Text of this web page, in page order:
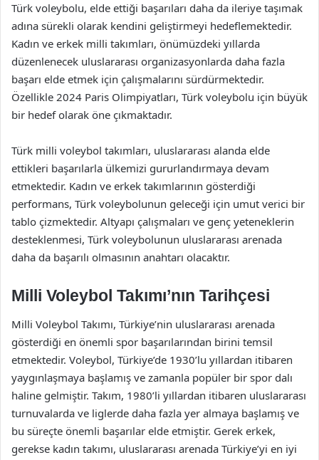
Türk voleybolu, elde ettiği başarıları daha da ileriye taşımak
adına sürekli olarak kendini geliştirmeyi hedeflemektedir.
Kadın ve erkek milli takımları, önümüzdeki yıllarda
düzenlenecek uluslararası organizasyonlarda daha fazla
başarı elde etmek için çalışmalarını sürdürmektedir.
Özellikle 2024 Paris Olimpiyatları, Türk voleybolu için büyük
bir hedef olarak öne çıkmaktadır.
Türk milli voleybol takımları, uluslararası alanda elde
ettikleri başarılarla ülkemizi gururlandırmaya devam
etmektedir. Kadın ve erkek takımlarının gösterdiği
performans, Türk voleybolunun geleceği için umut verici bir
tablo çizmektedir. Altyapı çalışmaları ve genç yeteneklerin
desteklenmesi, Türk voleybolunun uluslararası arenada
daha da başarılı olmasının anahtarı olacaktır.
Milli Voleybol Takımı’nın Tarihçesi
Milli Voleybol Takımı, Türkiye’nin uluslararası arenada
gösterdiği en önemli spor başarılarından birini temsil
etmektedir. Voleybol, Türkiye’de 1930’lu yıllardan itibaren
yaygınlaşmaya başlamış ve zamanla popüler bir spor dalı
haline gelmiştir. Takım, 1980’li yıllardan itibaren uluslararası
turnuvalarda ve liglerde daha fazla yer almaya başlamış ve
bu süreçte önemli başarılar elde etmiştir. Gerek erkek,
gerekse kadın takımı, uluslararası arenada Türkiye’yi en iyi